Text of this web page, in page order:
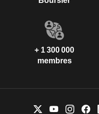
+ 1 300 000
membres